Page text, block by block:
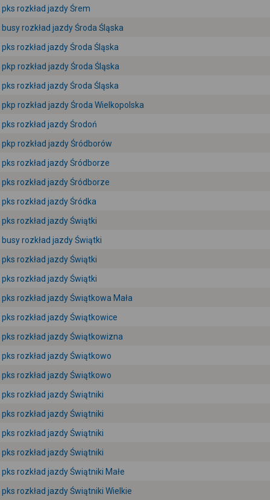
pks rozkład jazdy Śrem
busy rozkład jazdy Środa Śląska
pks rozkład jazdy Środa Śląska
pkp rozkład jazdy Środa Śląska
pks rozkład jazdy Środa Śląska
pkp rozkład jazdy Środa Wielkopolska
pks rozkład jazdy Środoń
pkp rozkład jazdy Śródborów
pks rozkład jazdy Śródborze
pks rozkład jazdy Śródborze
pks rozkład jazdy Śródka
pks rozkład jazdy Świątki
busy rozkład jazdy Świątki
pks rozkład jazdy Świątki
pks rozkład jazdy Świątki
pks rozkład jazdy Świątkowa Mała
pks rozkład jazdy Świątkowice
pks rozkład jazdy Świątkowizna
pks rozkład jazdy Świątkowo
pks rozkład jazdy Świątkowo
pks rozkład jazdy Świątniki
pks rozkład jazdy Świątniki
pks rozkład jazdy Świątniki
pks rozkład jazdy Świątniki
pks rozkład jazdy Świątniki Małe
pks rozkład jazdy Świątniki Wielkie